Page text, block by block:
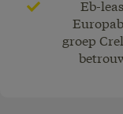
Eb-
groep